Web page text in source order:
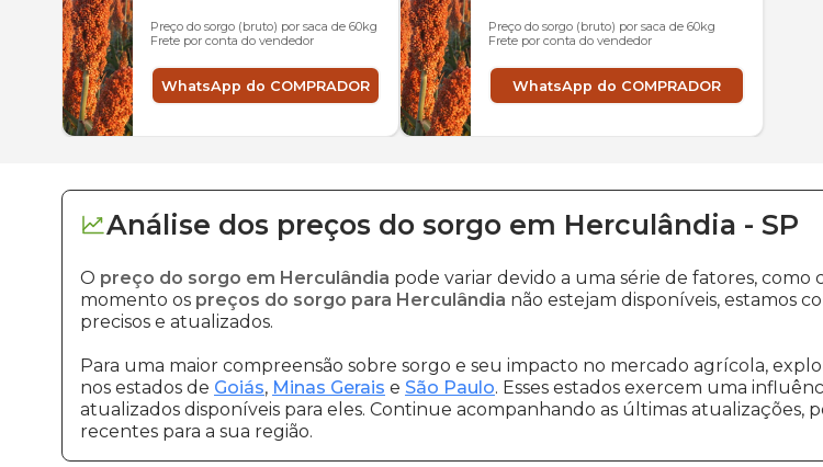
Preço do sorgo (bruto) por saca de 60kg
Frete por conta do vendedor
WhatsApp do COMPRADOR
Preço do sorgo (bruto) por saca de 60kg
Frete por conta do vendedor
WhatsApp do COMPRADOR
Análise dos preços do sorgo em Herculândia - SP
O preço do sorgo em Herculândia pode variar devido a uma série de fatores,
momento os preços do sorgo para Herculândia não estejam disponíveis, estamos
precisos e atualizados.
Para uma maior compreensão sobre sorgo e seu impacto no mercado agrícola,
nos estados de Goiás, Minas Gerais e São Paulo. Esses estados exercem uma
atualizados disponíveis para eles. Continue acompanhando as últimas atualizações,
recentes para a sua região.